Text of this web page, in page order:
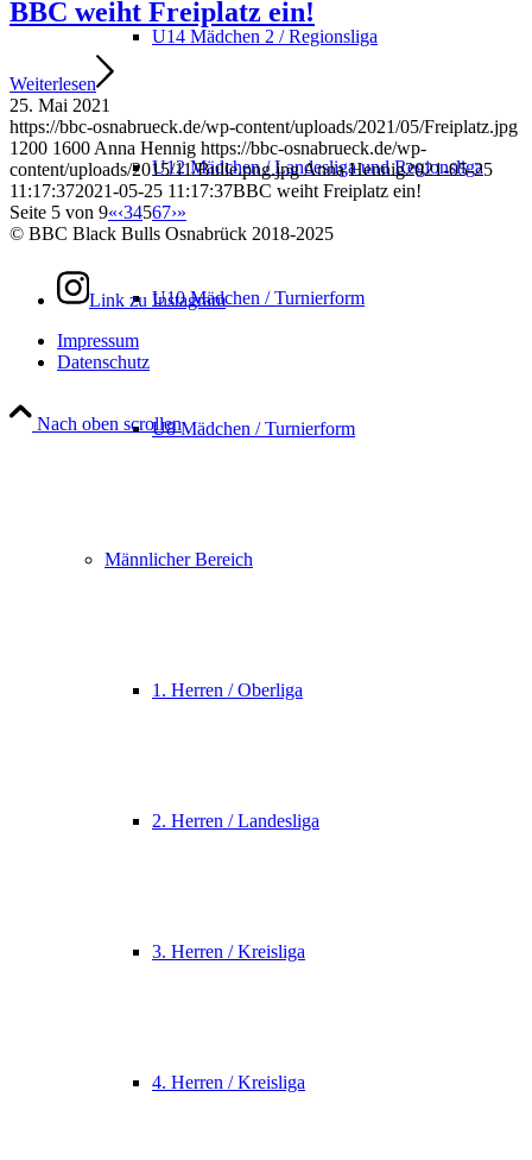
U14 Mädchen 2 / Regionsliga
U12 Mädchen / Landesliga und Regionsliga
U10 Mädchen / Turnierform
U8 Mädchen / Turnierform
Männlicher Bereich
1. Herren / Oberliga
2. Herren / Landesliga
3. Herren / Kreisliga
4. Herren / Kreisliga
BBC weiht Freiplatz ein!
Weiterlesen
25. Mai 2021
https://bbc-osnabrueck.de/wp-content/uploads/2021/05/Freiplatz.jpg
1200 1600 Anna Hennig https://bbc-osnabrueck.de/wp-
content/uploads/2015/11/Bulle.png.jpgAnna Hennig2021-05-25
11:17:372021-05-25 11:17:37BBC weiht Freiplatz ein!
Seite 5 von 9«‹34567›»
© BBC Black Bulls Osnabrück 2018-2025
Link zu Instagram
Impressum
Datenschutz
Nach oben scrollen